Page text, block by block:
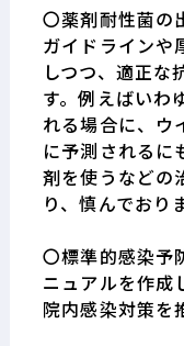
〇薬剤耐性菌の
ガイドラインや
しつつ、適正な
す。例えばいわ
れる場合に、ウ
に予測されるに
剤を使うなどの
り、慎んでおり
〇標準的感染予
ニュアルを作成
院内感染対策を